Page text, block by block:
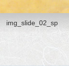
img_slide_02_sp